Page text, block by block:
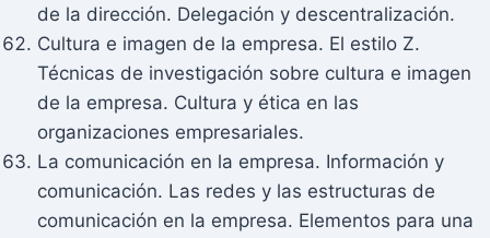
de la dirección. Delegación y descentralización.
Cultura e imagen de la empresa. El estilo Z.
Técnicas de investigación sobre cultura e imagen
de la empresa. Cultura y ética en las
organizaciones empresariales.
La comunicación en la empresa. Información y
comunicación. Las redes y las estructuras de
comunicación en la empresa. Elementos para una